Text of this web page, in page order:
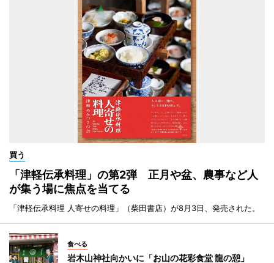
買う
「津軽伝承料理」の第2弾 正月や盆、農事など人
が集う場に焦点を当てる
「津軽伝承料理 人寄せの料理」（柴田書店）が8月3日、発売された。
食べる
岩木山神社向かいに「お山の花彩食堂 龍の憩」